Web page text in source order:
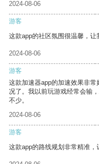
2024-08-06
游客
这款app的社区氛围很温馨，让
2024-08-06
游客
这款加速器app的加速效果非
况了。我以前玩游戏经常会输
不少。
2024-08-06
游客
这款app的路线规划非常精准，